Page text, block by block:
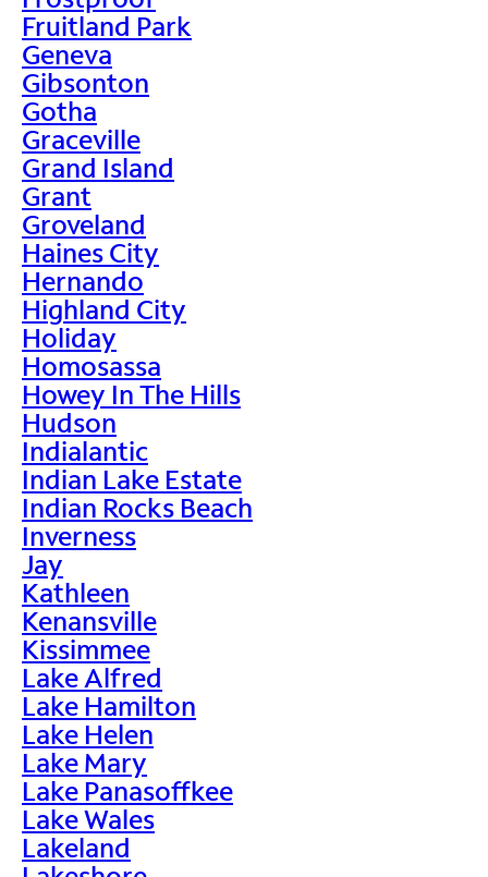
Fruitland Park
Geneva
Gibsonton
Gotha
Graceville
Grand Island
Grant
Groveland
Haines City
Hernando
Highland City
Holiday
Homosassa
Howey In The Hills
Hudson
Indialantic
Indian Lake Estate
Indian Rocks Beach
Inverness
Jay
Kathleen
Kenansville
Kissimmee
Lake Alfred
Lake Hamilton
Lake Helen
Lake Mary
Lake Panasoffkee
Lake Wales
Lakeland